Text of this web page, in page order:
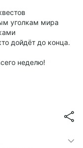
уголкам мира
дойдёт до конца.
неделю!